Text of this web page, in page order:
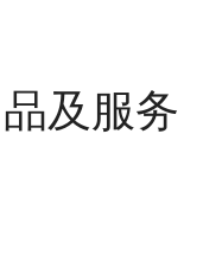
及服务